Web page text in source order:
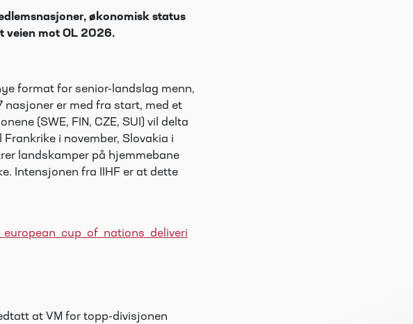
økonomisk status
veien mot OL 2026.
format for senior-landslag menn,
nasjoner er med fra start, med et
(SWE, FIN, CZE, SUI) vil delta
i november, Slovakia i
landskamper på hjemmebane
Intensjonen fra IIHF er at dette
at VM for topp-divisjonen